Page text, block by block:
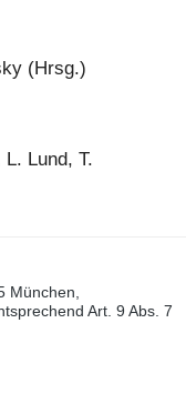
(Hrsg.)
Lund, T.
München,
Art. 9 Abs. 7